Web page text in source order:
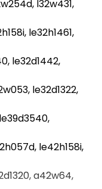
l32w431,
le32h1461,
le32d1442,
le32d1322,
le42h158i,
a42w64,